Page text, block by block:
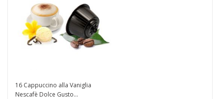
16 Cappuccino alla Vaniglia
Nescafè Dolce Gusto...